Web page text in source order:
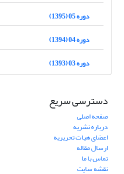
دوره 05 (1395)
دوره 04 (1394)
دوره 03 (1393)
دسترسی سریع
صفحه اصلی
درباره نشریه
اعضای هیات تحریریه
ارسال مقاله
تماس با ما
نقشه سایت